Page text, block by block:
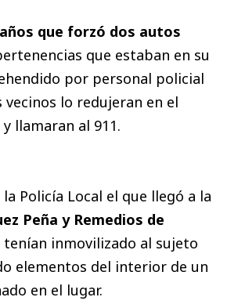
que forzó dos autos
que estaban en su
por personal policial
vecinos lo redujeran en el
y llamaran al 911.
Policía Local el que llegó a la
Peña y Remedios de
tenían inmovilizado al sujeto
elementos del interior de un
en el lugar.